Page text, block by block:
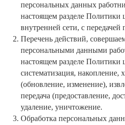
персональных данных
настоящем разделе Политики
внутренней сети, с передачей
Перечень действий,
персональными данными
настоящем разделе Политики
систематизация, накопление,
(обновление, изменение),
передача (предоставление,
удаление, уничтожение.
Обработка персональных